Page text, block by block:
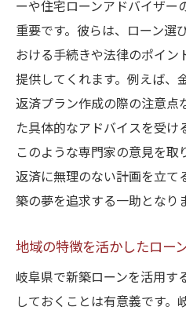
ーや住宅ローンアドバイザー
重要です。彼らは、ローン選
おける手続きや法律のポイン
提供してくれます。例えば、
返済プラン作成の際の注意点
た具体的なアドバイスを受け
このような専門家の意見を
返済に無理のない計画を立て
築の夢を追求する一助となり
地域の特徴を活かしたロー
岐阜県で新築ローンを活用
しておくことは有意義です